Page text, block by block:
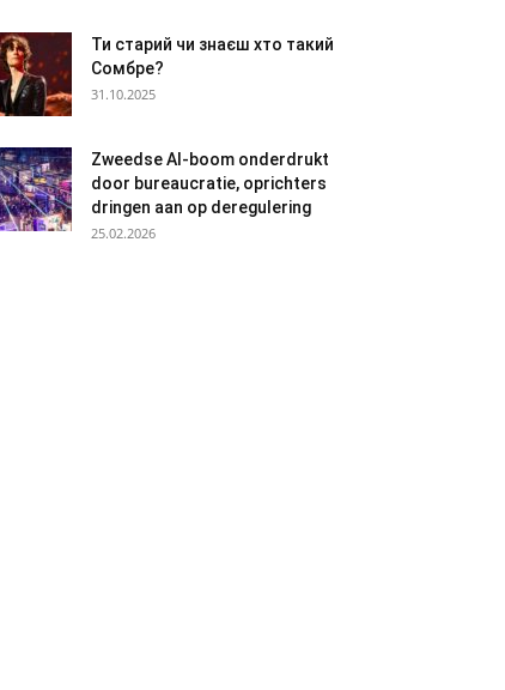
Ти старий чи знаєш хто такий
Сомбре?
31.10.2025
Zweedse AI-boom onderdrukt
door bureaucratie, oprichters
dringen aan op deregulering
25.02.2026